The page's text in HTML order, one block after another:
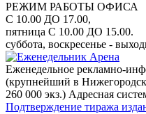
РЕЖИМ РАБОТЫ ОФИСА
С 10.00 ДО 17.00,
пятница С 10.00 ДО 15.00.
суббота, воскресенье -
Еженедельное рекламно-
(крупнейший в
260 000 экз.) Адресная
Подтверждение тиража